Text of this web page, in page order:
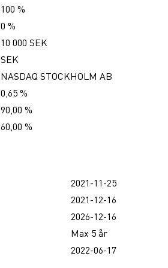
100 %
0 %
10 000 SEK
SEK
NASDAQ STOCKHOLM AB
0,65 %
90,00 %
60,00 %
2021-11-25
2021-12-16
2026-12-16
Max 5 år
2022-06-17